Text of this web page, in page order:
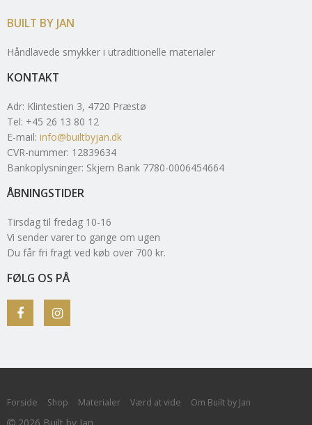
BUILT BY JAN
Håndlavede smykker i utraditionelle materialer
KONTAKT
Adr: Klintestien 3, 4720 Præstø
Tel: +45 26 13 80 12
E-mail: info@builtbyjan.dk
CVR-nummer: 12839634
Bankoplysninger: Skjern Bank 7780-0006454664
ÅBNINGSTIDER
Tirsdag til fredag 10-16
Vi sender varer to gange om ugen
Du får fri fragt ved køb over 700 kr.
FØLG OS PÅ
Forside Shop Materialer Værd at vide Om Built by Jan